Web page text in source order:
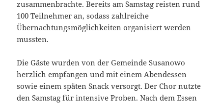
zusammenbrachte. Bereits am Samstag reisten rund
100 Teilnehmer an, sodass zahlreiche
Übernachtungsmöglichkeiten organisiert werden
mussten.
Die Gäste wurden von der Gemeinde Susanowo
herzlich empfangen und mit einem Abendessen
sowie einem späten Snack versorgt. Der Chor nutzte
den Samstag für intensive Proben. Nach dem Essen